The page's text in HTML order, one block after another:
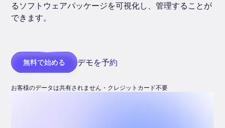
るソフトウェアパッケージを可視化し、管理することが
できます。
無料で始める デモを予約
お客様のデータは共有されません・クレジットカード不要